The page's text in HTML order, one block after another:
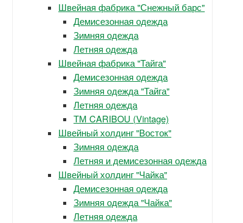
Швейная фабрика "Снежный барс"
Демисезонная одежда
Зимняя одежда
Летняя одежда
Швейная фабрика "Тайга"
Демисезонная одежда
Зимняя одежда "Тайга"
Летняя одежда
ТМ CARIBOU (Vintage)
Швейный холдинг "Восток"
Зимняя одежда
Летняя и демисезонная одежда
Швейный холдинг "Чайка"
Демисезонная одежда
Зимняя одежда "Чайка"
Летняя одежда